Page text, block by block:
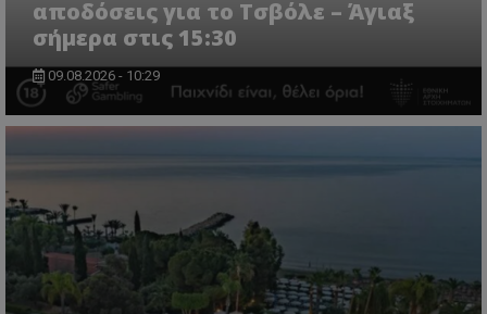
αποδόσεις για το Τσβόλε – Άγιαξ
σήμερα στις 15:30
09.08.2026 - 10:29